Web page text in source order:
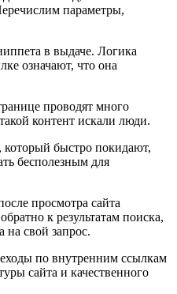
параметры,
в выдаче. Логика
означают, что она
проводят много
контент искали люди.
который быстро покидают,
бесполезным для
просмотра сайта
к результатам поиска,
на свой запрос.
по внутренним ссылкам
сайта и качественного